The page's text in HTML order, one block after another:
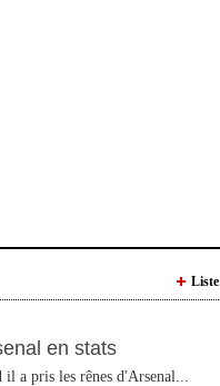
Liste
en stats
il a pris les rênes d'Arsenal...